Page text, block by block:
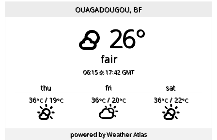
OUAGADOUGOU, BF
26°
fair
06:15 17:42 GMT
thu fri
sat
36°C/ 19°C 36°C/ 20°C 36°C/ 22°C
powered byWeather Atlas